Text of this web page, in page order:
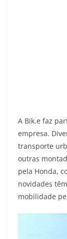
A Bik.e faz
empresa.
transporte
outras
pela Honda,
novidades
mobilidade